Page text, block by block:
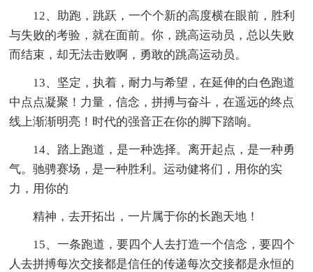
12、助跑，跳跃，一个个新的高度横在眼前，胜利
与失败的考验，就在面前。你，跳高运动员，总以失败
而结束，却无法击败啊，勇敢的跳高运动员。
13、坚定，执着，耐力与希望，在延伸的白色跑道
中点点凝聚！力量，信念，拼搏与奋斗，在遥远的终点
线上渐渐明亮！时代的强音正在你的脚下踏响。
14、踏上跑道，是一种选择。离开起点，是一种勇
气。驰骋赛场，是一种胜利。运动健将们，用你的实
力，用你的
精神，去开拓出，一片属于你的长跑天地！
15、一条跑道，要四个人去打造一个信念，要四个
人去拼搏每次交接都是信任的传递每次交接都是永恒的